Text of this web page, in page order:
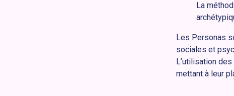
La
Les Personas
sociales et
L’utilisation
mettant à leur